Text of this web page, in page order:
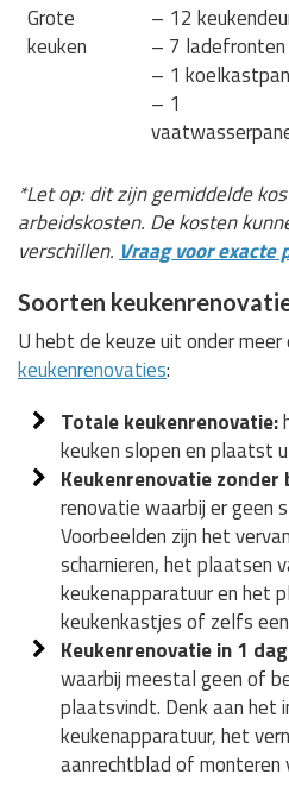
Grote
keuken
– 12
– 7 ladefronten
– 1
– 1
*Let op: dit zijn gemiddelde
arbeidskosten. De kosten
verschillen. Vraag voor
Soorten
U hebt de keuze uit onder
keukenrenovaties:
Totale keukenrenovatie:
keuken slopen en plaatst
Keukenrenovatie zonder
renovatie waarbij er geen
Voorbeelden zijn het
scharnieren, het plaatsen
keukenapparatuur en het
keukenkastjes of zelfs
Keukenrenovatie in 1
waarbij meestal geen of
plaatsvindt. Denk aan het
keukenapparatuur, het
aanrechtblad of monteren